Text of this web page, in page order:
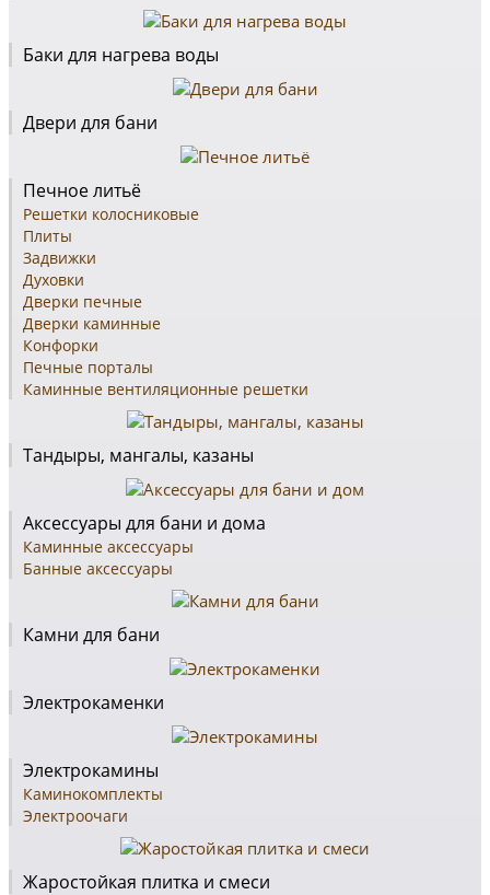
Баки для нагрева воды
Двери для бани
Печное литьё
Решетки колосниковые
Плиты
Задвижки
Духовки
Дверки печные
Дверки каминные
Конфорки
Печные порталы
Каминные вентиляционные решетки
Тандыры, мангалы, казаны
Аксессуары для бани и дома
Каминные аксессуары
Банные аксессуары
Камни для бани
Электрокаменки
Электрокамины
Каминокомплекты
Электроочаги
Жаростойкая плитка и смеси